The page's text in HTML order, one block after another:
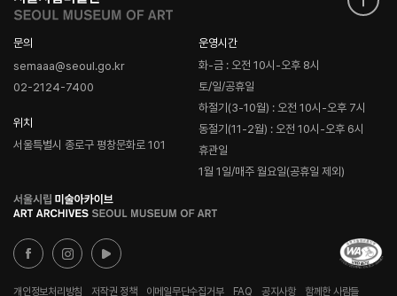
문의
semaaa@seoul.go.kr
02-2124-7400
위치
서울특별시 종로구 평창문화로 101
운영시간
화-금 : 오전 10시-오후 8시
토/일/공휴일
하절기(3-10월) : 오전 10시-오후 7시
동절기(11-2월) : 오전 10시-오후 6시
휴관일
1월 1일/매주 월요일(공휴일 제외)
로
고
개인정보처리방침 저작권 정책 이메일무단수집거부 FAQ 공지사항 함께한 사람들